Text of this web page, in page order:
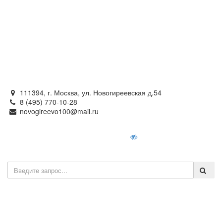
111394, г. Москва, ул. Новогиреевская д.54
8 (495) 770-10-28
novogireevo100@mail.ru